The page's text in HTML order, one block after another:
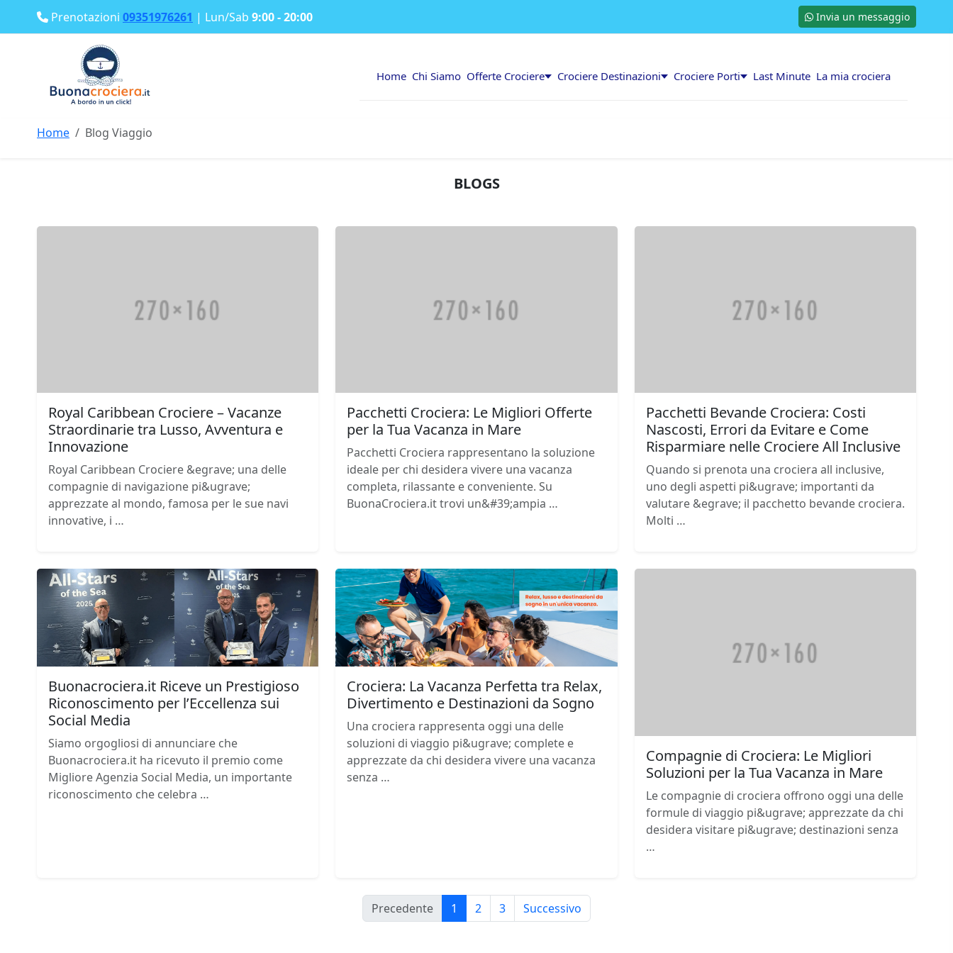
Prenotazioni 09351976261 | Lun/Sab 9:00 - 20:00 Invia un messaggio
Home Chi Siamo Offerte Crociere Crociere Destinazioni Crociere Porti Last Minute La mia crociera
Home Blog Viaggio
BLOGS
Royal Caribbean Crociere – Vacanze
Straordinarie tra Lusso, Avventura e
Innovazione
Royal Caribbean Crociere &egrave; una delle
compagnie di navigazione pi&ugrave;
apprezzate al mondo, famosa per le sue navi
innovative, i …
Pacchetti Crociera: Le Migliori Offerte
per la Tua Vacanza in Mare
Pacchetti Crociera rappresentano la soluzione
ideale per chi desidera vivere una vacanza
completa, rilassante e conveniente. Su
BuonaCrociera.it trovi un&#39;ampia …
Pacchetti Bevande Crociera: Costi
Nascosti, Errori da Evitare e Come
Risparmiare nelle Crociere All Inclusive
Quando si prenota una crociera all inclusive,
uno degli aspetti pi&ugrave; importanti da
valutare &egrave; il pacchetto bevande crociera.
Molti …
Buonacrociera.it Riceve un Prestigioso
Riconoscimento per l’Eccellenza sui
Social Media
Siamo orgogliosi di annunciare che
Buonacrociera.it ha ricevuto il premio come
Migliore Agenzia Social Media, un importante
riconoscimento che celebra …
Crociera: La Vacanza Perfetta tra Relax,
Divertimento e Destinazioni da Sogno
Una crociera rappresenta oggi una delle
soluzioni di viaggio pi&ugrave; complete e
apprezzate da chi desidera vivere una vacanza
senza …
Compagnie di Crociera: Le Migliori
Soluzioni per la Tua Vacanza in Mare
Le compagnie di crociera offrono oggi una delle
formule di viaggio pi&ugrave; apprezzate da chi
desidera visitare pi&ugrave; destinazioni senza
…
Precedente 1 2 3 Successivo